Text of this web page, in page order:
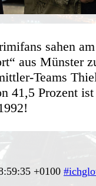
sahen am
aus Münster
Teams
41,5 Prozent ist
+0100